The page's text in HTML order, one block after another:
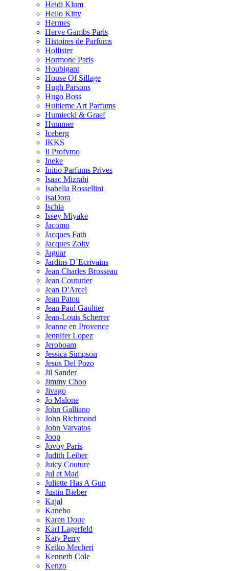
Heidi Klum
Hello Kitty
Hermes
Herve Gambs Paris
Histoires de Parfums
Hollister
Hormone Paris
Houbigant
House Of Sillage
Hugh Parsons
Hugo Boss
Huitieme Art Parfums
Humiecki & Graef
Hummer
Iceberg
IKKS
Il Profvmo
Ineke
Initio Parfums Prives
Isaac Mizrahi
Isabella Rossellini
IsaDora
Ischia
Issey Miyake
Jacomo
Jacques Fath
Jacques Zolty
Jaguar
Jardins D`Ecrivains
Jean Charles Brosseau
Jean Couturier
Jean D'Arcel
Jean Patou
Jean Paul Gaultier
Jean-Louis Scherrer
Jeanne en Provence
Jennifer Lopez
Jeroboam
Jessica Simpson
Jesus Del Pozo
Jil Sander
Jimmy Choo
Jivago
Jo Malone
John Galliano
John Richmond
John Varvatos
Joop
Jovoy Paris
Judith Leiber
Juicy Couture
Jul et Mad
Juliette Has A Gun
Justin Bieber
Kajal
Kanebo
Karen Doue
Karl Lagerfeld
Katy Perry
Keiko Mecheri
Kenneth Cole
Kenzo